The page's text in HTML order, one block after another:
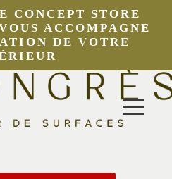
CONCEPT STORE
ACCOMPAGNE
DE VOTRE